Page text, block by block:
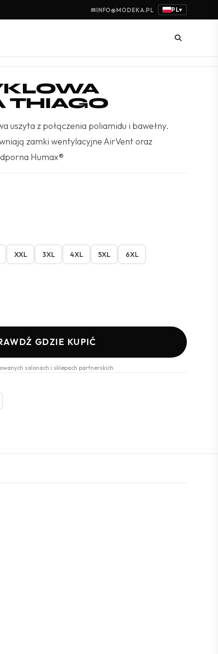
INFO@MODEKA.PL PL▾
THIAGO
uszyta z połączenia poliamidu i bawełny.
zamki wentylacyjne AirVent oraz
Humax®
XXL 3XL 4XL 5XL 6XL
GDZIE KUPIĆ
salonach i sklepach partnerskich.